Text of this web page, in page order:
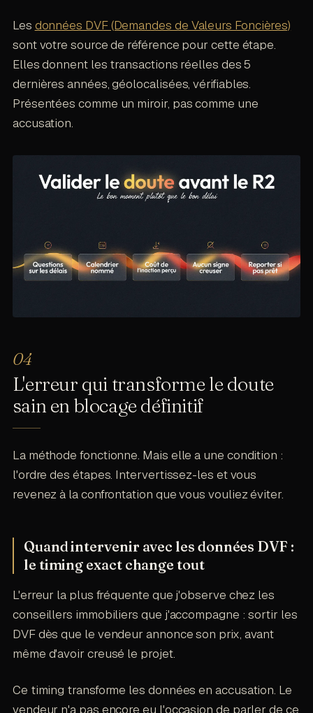
Les données DVF (Demandes de Valeurs Foncières)
sont votre source de référence pour cette étape.
Elles donnent les transactions réelles des 5
dernières années, géolocalisées, vérifiables.
Présentées comme un miroir, pas comme une
accusation.
L'erreur qui transforme le doute
sain en blocage définitif
La méthode fonctionne. Mais elle a une condition :
l'ordre des étapes. Intervertissez-les et vous
revenez à la confrontation que vous vouliez éviter.
Quand intervenir avec les données DVF :
le timing exact change tout
L'erreur la plus fréquente que j'observe chez les
conseillers immobiliers que j'accompagne : sortir les
DVF dès que le vendeur annonce son prix, avant
même d'avoir creusé le projet.
Ce timing transforme les données en accusation. Le
vendeur n'a pas encore eu l'occasion de parler de ce